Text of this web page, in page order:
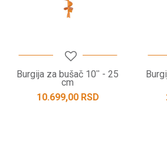
Burgija za bušač 10ʺ - 25
cm
10.699,00 RSD